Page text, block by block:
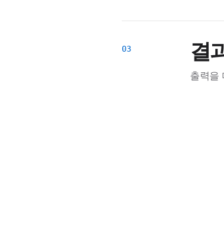
결
출력을